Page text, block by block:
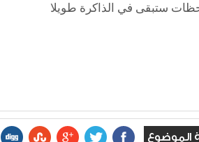
ستبقى في الذاكرة طويلا
الموضوع